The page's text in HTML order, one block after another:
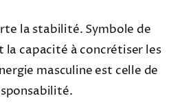
la stabilité. Symbole de
capacité à concrétiser les
masculine est celle de